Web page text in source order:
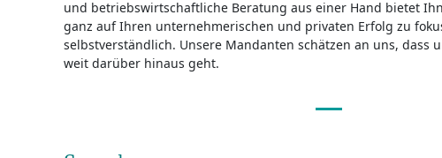
und betriebswirtschaftliche Beratung aus einer Hand bietet
ganz auf Ihren unternehmerischen und privaten Erfolg zu
selbstverständlich. Unsere Mandanten schätzen an uns, dass
weit darüber hinaus geht.